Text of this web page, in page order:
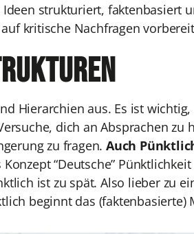
strukturiert, faktenbasiert
kritische Nachfragen
Hierarchien aus. Es ist
dich an Absprachen zu
zu fragen. Auch
Konzept “Deutsche”
ist zu spät. Also lieber zu
beginnt das (faktenbasierte)